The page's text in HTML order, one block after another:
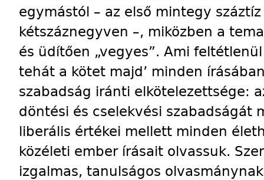
egymástól – az első mint­egy
kétszáznegyven –, miközben a
és üdítően „vegyes”. Ami
tehát a kötet majd’ minden
szabadság iránti elkötelezettsége:
döntési és cselekvési szabadságát
liberális értékei mellett minden
közéleti ember írásait olvassuk.
izgalmas, tanulságos